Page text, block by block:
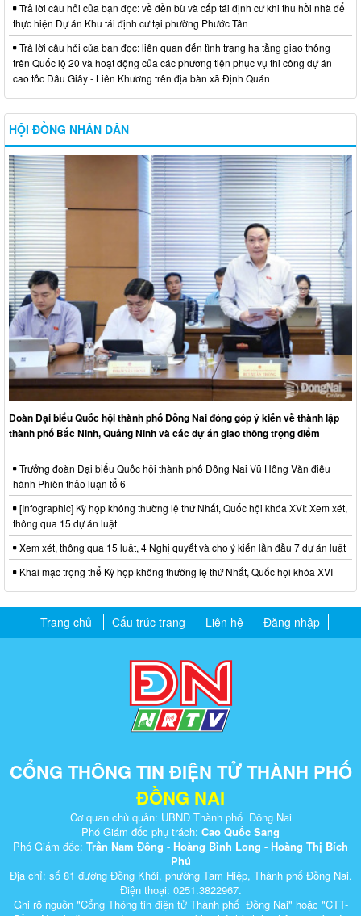
Trả lời câu hỏi của bạn đọc: về đền bù và cấp tái định cư khi thu hồi nhà để
thực hiện Dự án Khu tái định cư tại phường Phước Tân
Trả lời câu hỏi của bạn đọc: liên quan đến tình trạng hạ tầng giao thông
trên Quốc lộ 20 và hoạt động của các phương tiện phục vụ thi công dự án
cao tốc Dầu Giây - Liên Khương trên địa bàn xã Định Quán
HỘI ĐỒNG NHÂN DÂN
Đoàn Đại biểu Quốc hội thành phố Đồng Nai đóng góp ý kiến về thành lập
thành phố Bắc Ninh, Quảng Ninh và các dự án giao thông trọng điểm
Trưởng đoàn Đại biểu Quốc hội thành phố Đồng Nai Vũ Hồng Văn điều
hành Phiên thảo luận tổ 6
[Infographic] Kỳ họp không thường lệ thứ Nhất, Quốc hội khóa XVI: Xem xét,
thông qua 15 dự án luật
Xem xét, thông qua 15 luật, 4 Nghị quyết và cho ý kiến lần đầu 7 dự án luật
Khai mạc trọng thể Kỳ họp không thường lệ thứ Nhất, Quốc hội khóa XVI
Trang chủ Cấu trúc trang Liên hệ Đăng nhập
CỔNG THÔNG TIN ĐIỆN TỬ THÀNH PHỐ
ĐỒNG NAI
Cơ quan chủ quản: UBND Thành phố Đồng Nai
Phó Giám đốc phụ trách: Cao Quốc Sang
Phó Giám đốc: Trần Nam Đông - Hoàng Bình Long - Hoàng Thị Bích
Phú
Địa chỉ: số 81 đường Đồng Khởi, phường Tam Hiệp, Thành phố Đồng Nai.
Điện thoại: 0251.3822967.
Ghi rõ nguồn "Cổng Thông tin điện tử Thành phố Đồng Nai" hoặc "CTT-